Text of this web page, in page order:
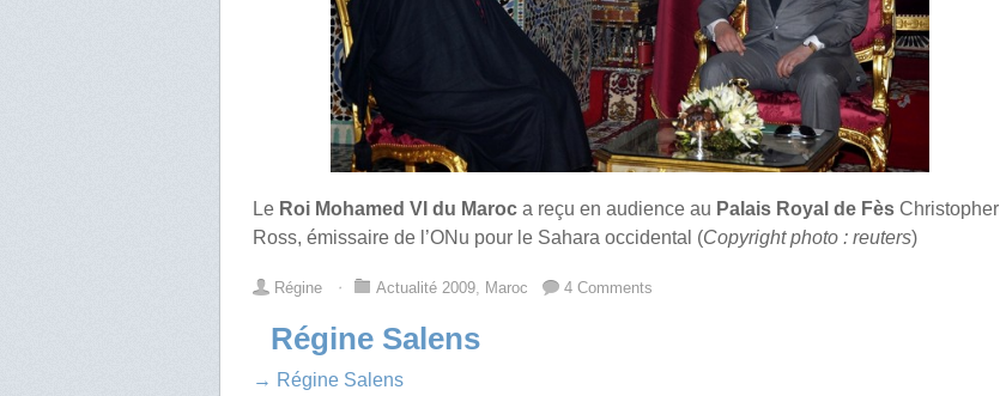
Le Roi Mohamed VI du Maroc a reçu en audience au Palais Royal de Fès Christopher
Ross, émissaire de l’ONu pour le Sahara occidental (Copyright photo : reuters)
Régine ⋅ Actualité 2009, Maroc 4 Comments
Régine Salens
→ Régine Salens